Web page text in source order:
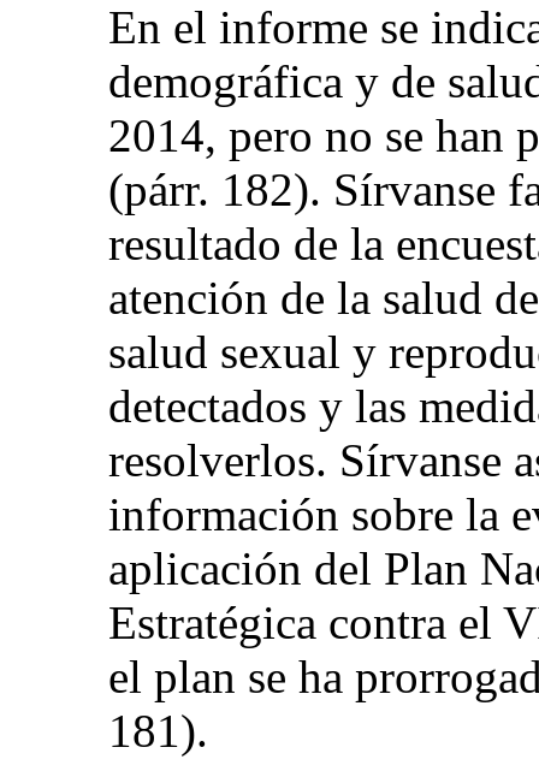
En el informe se
demográfica y de
2014, pero no se han
(párr. 182). Sírvanse
resultado de la
atención de la salud
salud sexual y
detectados y las
resolverlos. Sírvanse
información sobre la
aplicación del Plan
Estratégica contra el
el plan se ha
181).